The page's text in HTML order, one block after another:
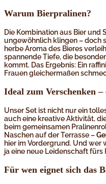
Warum Bierpralinen?
Die Kombination aus Bier und
ungewöhnlich klingen – doch
herbe Aroma des Bieres
spannende Tiefe, die
kommt. Das Ergebnis: Ein
Frauen gleichermaßen
Ideal zum Verschenken
Unser Set ist nicht nur ein
auch eine kreative Aktivität,
beim gemeinsamen
Naschen auf der Terrasse –
hier im Vordergrund. Und wer
ja eine neue Leidenschaft fürs
Für wen eignet sich das